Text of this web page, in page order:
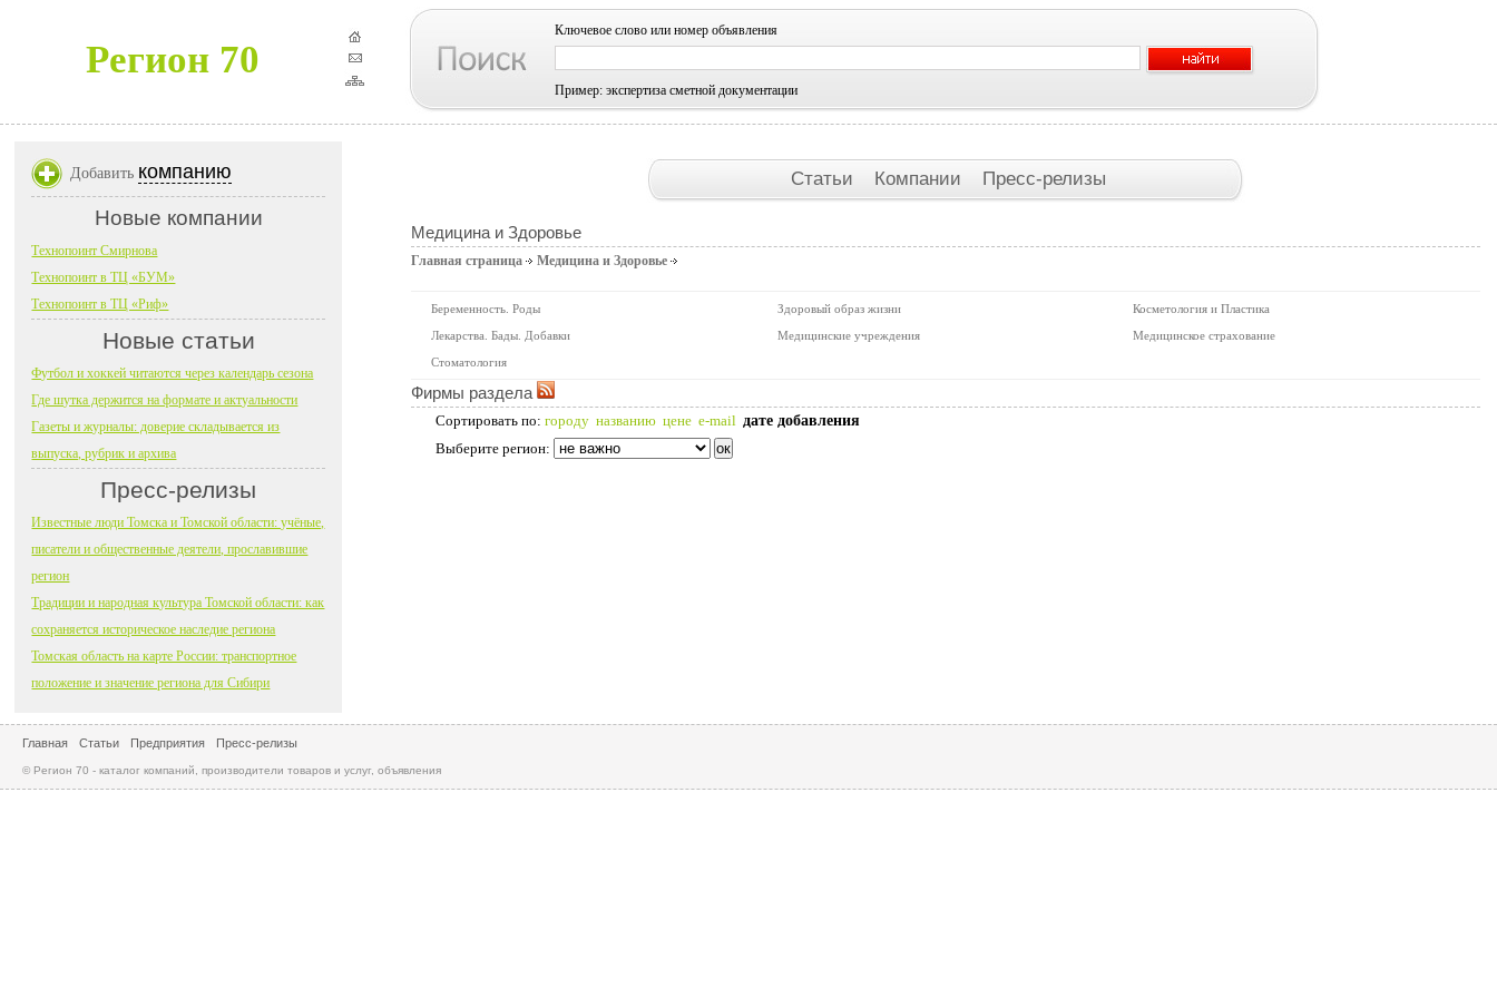
Регион 70
Ключевое слово или номер объявления
Пример: экспертиза сметной документации
Статьи Компании Пресс-релизы
Медицина и Здоровье
Главная страница Медицина и Здоровье
Беременность. Роды Здоровый образ жизни
Косметология и Пластика
Лекарства. Бады. Добавки
Медицинские учреждения
Медицинское страхование
Стоматология
Фирмы раздела
Сортировать по: городу названию цене e-mail дате добавления
Выберите регион:
Добавить компанию
Новые компании
Технопоинт Смирнова
Технопоинт в ТЦ «БУМ»
Технопоинт в ТЦ «Риф»
Новые статьи
Футбол и хоккей читаются через календарь сезона
Где шутка держится на формате и актуальности
Газеты и журналы: доверие складывается из
выпуска, рубрик и архива
Пресс-релизы
Известные люди Томска и Томской области: учёные,
писатели и общественные деятели, прославившие
регион
Традиции и народная культура Томской области: как
сохраняется историческое наследие региона
Томская область на карте России: транспортное
положение и значение региона для Сибири
Главная Статьи Предприятия Пресс-релизы
© Регион 70 - каталог компаний, производители товаров и услуг, объявления